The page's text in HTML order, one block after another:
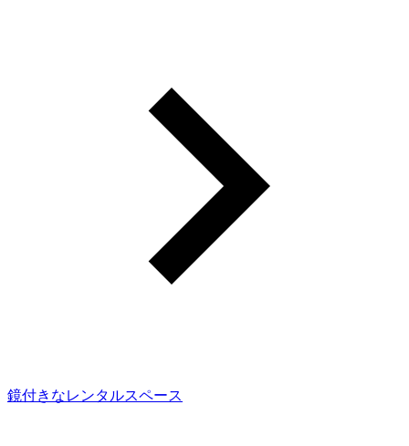
鏡付きなレンタルスペース